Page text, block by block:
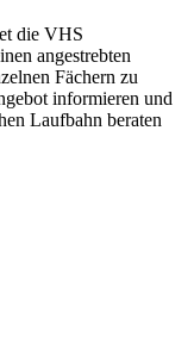
die VHS
angestrebten
Fächern zu
informieren und
Laufbahn beraten